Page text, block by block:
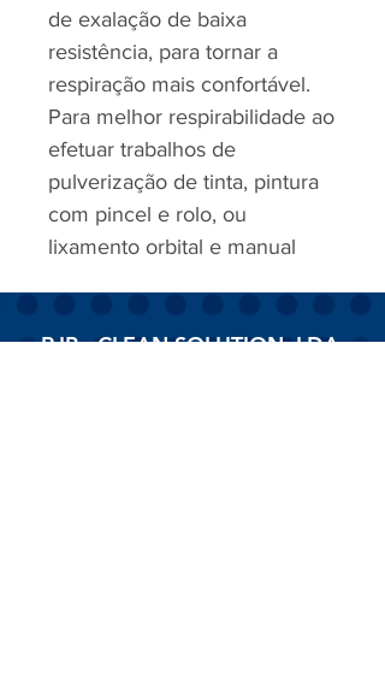
de exalação de baixa
resistência, para tornar a
respiração mais confortável.
Para melhor respirabilidade ao
efetuar trabalhos de
pulverização de tinta, pintura
com pincel e rolo, ou
lixamento orbital e manual
RJP - CLEAN SOLUTION, LDA.